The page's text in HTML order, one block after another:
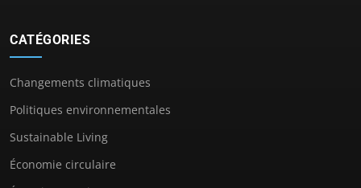
CATÉGORIES
Changements climatiques
Politiques environnementales
Sustainable Living
Économie circulaire